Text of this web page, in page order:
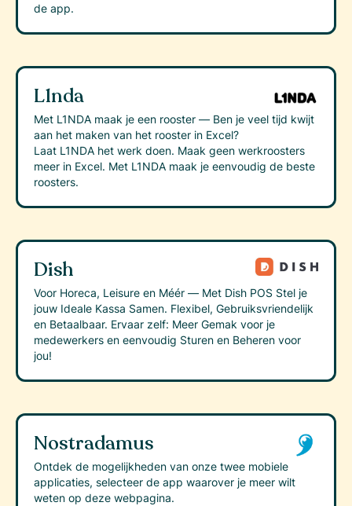
de app.
L1nda
Met L1NDA maak je een rooster — Ben je veel tijd kwijt
aan het maken van het rooster in Excel?
Laat L1NDA het werk doen. Maak geen werkroosters
meer in Excel. Met L1NDA maak je eenvoudig de beste
roosters.
Dish
Voor Horeca, Leisure en Méér — Met Dish POS Stel je
jouw Ideale Kassa Samen. Flexibel, Gebruiksvriendelijk
en Betaalbaar. Ervaar zelf: Meer Gemak voor je
medewerkers en eenvoudig Sturen en Beheren voor
jou!
Nostradamus
Ontdek de mogelijkheden van onze twee mobiele
applicaties, selecteer de app waarover je meer wilt
weten op deze webpagina.